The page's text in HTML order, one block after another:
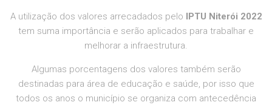
A utilização dos valores arrecadados pelo IPTU Niterói 2022
tem suma importância e serão aplicados para trabalhar e
melhorar a infraestrutura.
Algumas porcentagens dos valores também serão
destinadas para área de educação e saúde, por isso que
todos os anos o município se organiza com antecedência